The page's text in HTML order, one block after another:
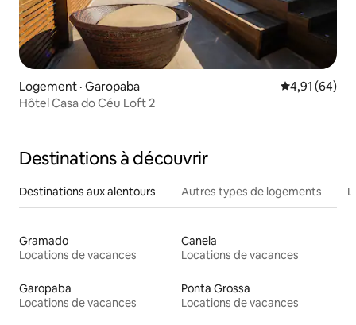
Logement · Garopaba Note
4,91 (64)
Hôtel Casa do Céu Loft 2
Destinations à découvrir
Destinations aux alentours Autres types de logements
Gramado
Locations de vacances
Canela
Locations de vacances
Garopaba
Locations de vacances
Ponta Grossa
Locations de vacances